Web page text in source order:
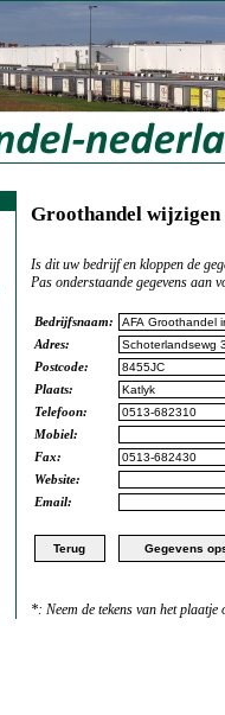
Groothandel wijzigen
Is dit uw bedrijf en kloppen de
Pas onderstaande gegevens aan
Bedrijfsnaam:
Adres:
Postcode:
Plaats:
Telefoon:
Mobiel:
Fax:
Website:
Email:
*: Neem de tekens van het plaatje